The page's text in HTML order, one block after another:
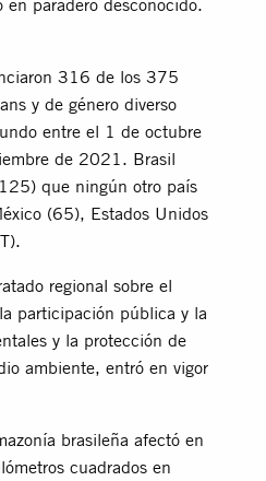
316 de los 375
y de género diverso
entre el 1 de octubre
de 2021. Brasil
que ningún otro país
(65), Estados Unidos
).
regional sobre el
participación pública y la
y la protección de
ambiente, entró en vigor
brasileña afectó en
cuadrados en